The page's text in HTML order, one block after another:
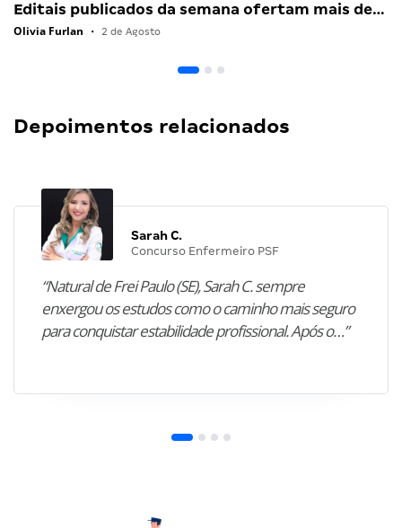
Editais publicados da semana ofertam mais de…
Olivia Furlan • 2 de Agosto
Depoimentos relacionados
Sarah C.
Concurso Enfermeiro PSF
“Natural de Frei Paulo (SE), Sarah C. sempre
enxergou os estudos como o caminho mais seguro
para conquistar estabilidade profissional. Após o…”